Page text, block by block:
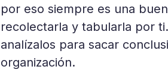
por eso siempre es una
recolectarla y tabularla por ti.
analízalos para sacar
organización.